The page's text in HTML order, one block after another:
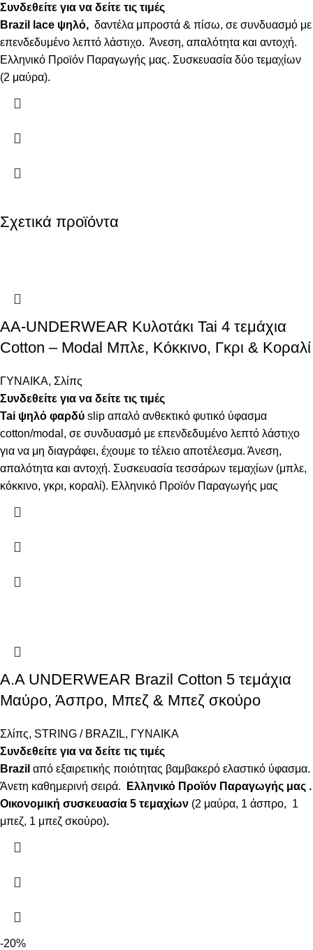
Συνδεθείτε για να δείτε τις τιμές
Brazil lace ψηλό, δαντέλα μπροστά & πίσω, σε συνδυασμό με
επενδεδυμένο λεπτό λάστιχο. Άνεση, απαλότητα και αντοχή.
Ελληνικό Προϊόν Παραγωγής μας. Συσκευασία δύο τεμαχίων
(2 μαύρα).
Σχετικά προϊόντα
AA-UNDERWEAR Κυλοτάκι Tai 4 τεμάχια
Cotton – Modal Μπλε, Κόκκινο, Γκρι & Κοραλί
ΓΥΝΑΙΚΑ, Σλίπς
Συνδεθείτε για να δείτε τις τιμές
Tai ψηλό φαρδύ slip απαλό ανθεκτικό φυτικό ύφασμα
cotton/modal, σε συνδυασμό με επενδεδυμένο λεπτό λάστιχο
για να μη διαγράφει, έχουμε το τέλειο αποτέλεσμα. Άνεση,
απαλότητα και αντοχή. Συσκευασία τεσσάρων τεμαχίων (μπλε,
κόκκινο, γκρι, κοραλί). Ελληνικό Προϊόν Παραγωγής μας
Α.A UNDERWEAR Brazil Cotton 5 τεμάχια
Μαύρο, Άσπρο, Μπεζ & Μπεζ σκούρο
Σλίπς, STRING / BRAZIL, ΓΥΝΑΙΚΑ
Συνδεθείτε για να δείτε τις τιμές
Brazil από εξαιρετικής ποιότητας βαμβακερό ελαστικό ύφασμα.
Άνετη καθημερινή σειρά.
Ελληνικό Προϊόν Παραγωγής μας .
Οικονομική συσκευασία 5 τεμαχίων (2 μαύρα, 1 άσπρο, 1
μπεζ, 1 μπεζ σκούρο).
-20%